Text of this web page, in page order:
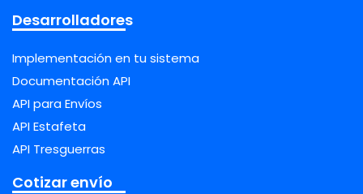
Desarrolladores
Implementación en tu sistema
Documentación API
API para Envíos
API Estafeta
API Tresguerras
Cotizar envío